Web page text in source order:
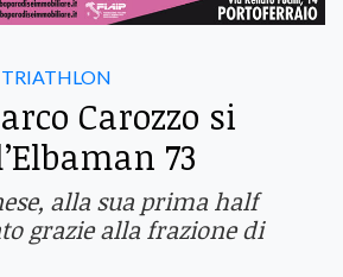
TRIATHLON
Carozzo si
73
alla sua prima half
grazie alla frazione di